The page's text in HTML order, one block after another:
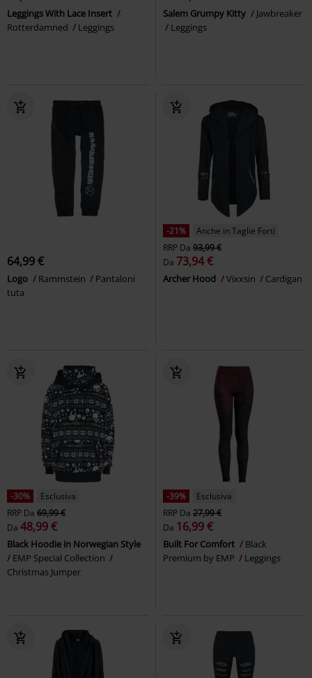
Leggings With Lace Insert
Rotterdamned
Leggings
Salem Grumpy Kitty
Jawbreaker
Leggings
64,99 €
Logo Rammstein
Pantaloni
tuta
-21%
Anche in Taglie Forti
RRP Da 93,99 €
Da 73,94 €
Archer Hood Vixxsin Cardigan
-30%
Esclusiva
RRP Da 69,99 €
Da 48,99 €
Black Hoodie in Norwegian Style
EMP Special Collection
Christmas Jumper
-39%
Esclusiva
RRP Da 27,99 €
Da 16,99 €
Built For Comfort
Black
Premium by EMP
Leggings